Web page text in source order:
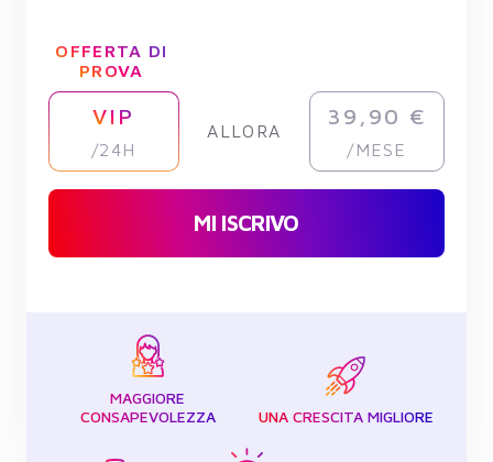
OFFERTA DI
PROVA
VIP
/24H
ALLORA
39,90 €
/MESE
MI ISCRIVO
MAGGIORE
CONSAPEVOLEZZA
UNA CRESCITA MIGLIORE